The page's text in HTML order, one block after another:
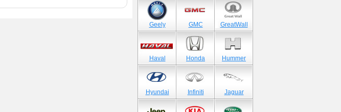
Geely GMC GreatWall
Haval Honda Hummer
Hyundai Infiniti Jaguar